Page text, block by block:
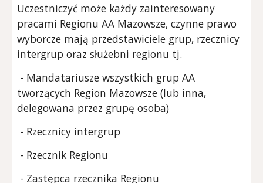
Uczestniczyć może każdy zainteresowany
pracami Regionu AA Mazowsze, czynne prawo
wyborcze mają przedstawiciele grup, rzecznicy
intergrup oraz służebni regionu tj.
- Mandatariusze wszystkich grup AA
tworzących Region Mazowsze (lub inna,
delegowana przez grupę osoba)
- Rzecznicy intergrup
- Rzecznik Regionu
- Zastępca rzecznika Regionu